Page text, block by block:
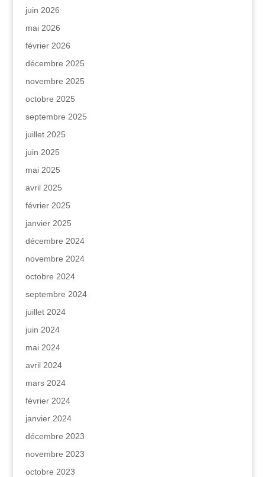
juin 2026
mai 2026
février 2026
décembre 2025
novembre 2025
octobre 2025
septembre 2025
juillet 2025
juin 2025
mai 2025
avril 2025
février 2025
janvier 2025
décembre 2024
novembre 2024
octobre 2024
septembre 2024
juillet 2024
juin 2024
mai 2024
avril 2024
mars 2024
février 2024
janvier 2024
décembre 2023
novembre 2023
octobre 2023